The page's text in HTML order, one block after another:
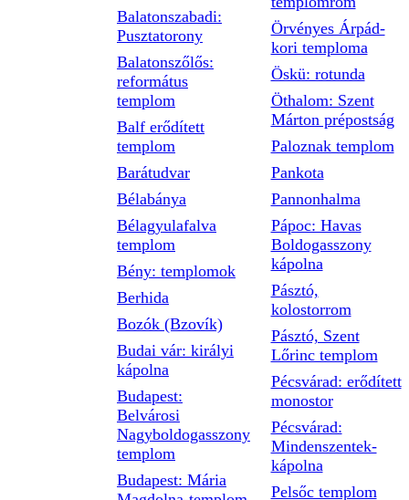
Balatonszabadi:
Pusztatorony
Balatonszőlős:
református
templom
Balf erődített
templom
Barátudvar
Bélabánya
Bélagyulafalva
templom
Bény: templomok
Berhida
Bozók (Bzovík)
Budai vár: királyi
kápolna
Budapest:
Belvárosi
Nagyboldogasszony
templom
Budapest: Mária
Örvényes Árpád-
kori temploma
Öskü: rotunda
Öthalom: Szent
Márton prépostság
Paloznak templom
Pankota
Pannonhalma
Pápoc: Havas
Boldogasszony
kápolna
Pásztó,
kolostorrom
Pásztó, Szent
Lőrinc templom
Pécsvárad: erődített
monostor
Pécsvárad:
Mindenszentek-
kápolna
Pelsőc templom